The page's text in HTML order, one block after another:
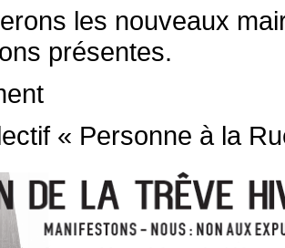
les nouveaux
présentes.
« Personne à la